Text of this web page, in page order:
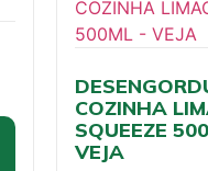
COZINHA
SQUEEZE
VEJA